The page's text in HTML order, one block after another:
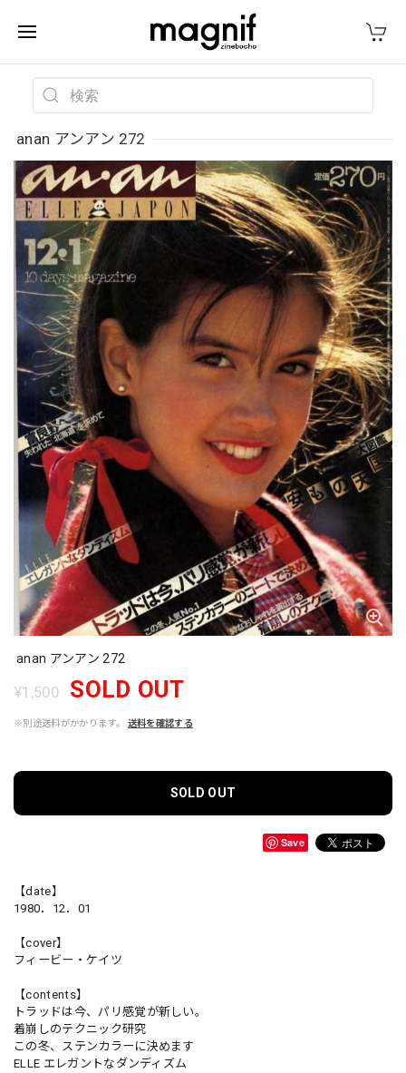
anan アンアン 272
anan アンアン 272
¥1,500 SOLD OUT
※別途送料がかかります。 送料を確認する
SOLD OUT
Save
【date】
1980．12．01
【cover】
フィービー・ケイツ
【contents】
トラッドは今、パリ感覚が新しい。
着崩しのテクニック研究
この冬、ステンカラーに決めます
ELLE エレガントなダンディズム